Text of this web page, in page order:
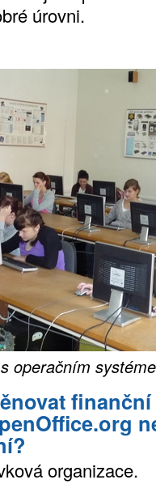
úrovni.
operačním
organizace.